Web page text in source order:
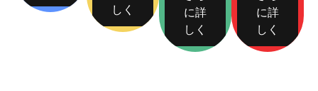
しく
に詳
しく
に詳
しく